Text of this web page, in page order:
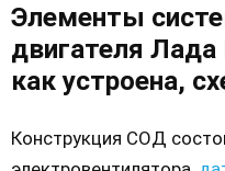
Элементы
двигателя Лада
как устроена,
Конструкция СОД